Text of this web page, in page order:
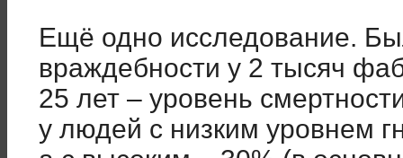
Ещё одно исследование.
враждебности у 2 тысяч
25 лет – уровень
у людей с низким уровнем